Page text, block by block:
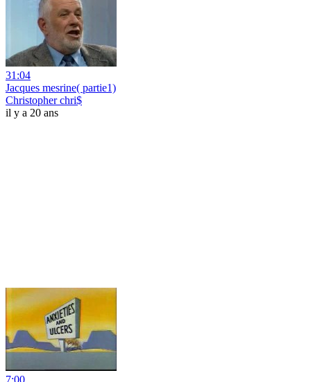
31:04
Jacques mesrine( partie1)
Christopher chri$
il y a 20 ans